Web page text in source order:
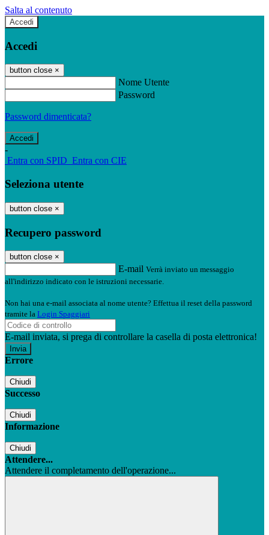
Salta al contenuto
Accedi
Accedi
button close ×
Nome Utente
Password
Password dimenticata?
-
Entra con SPID Entra con CIE
Seleziona utente
button close ×
Recupero password
button close ×
E-mail Verrà inviato un messaggio
all'indirizzo indicato con le istruzioni necessarie.
Non hai una e-mail associata al nome utente? Effettua il reset della password
tramite la Login Spaggiari
E-mail inviata, si prega di controllare la casella di posta elettronica!
Errore
Chiudi
Successo
Chiudi
Informazione
Chiudi
Attendere...
Attendere il completamento dell'operazione...